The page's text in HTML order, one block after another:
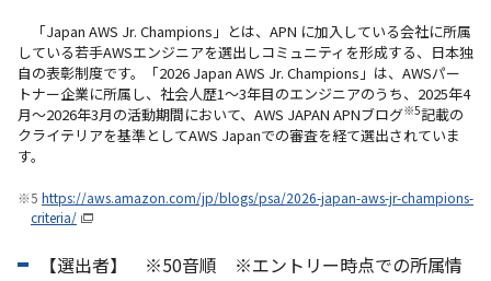
「Japan AWS Jr. Champions」とは、APN に加入している会社に所属
している若手AWSエンジニアを選出しコミュニティを形成する、日本独
自の表彰制度です。「2026 Japan AWS Jr. Champions」は、AWSパー
トナー企業に所属し、社会人歴1～3年目のエンジニアのうち、2025年4
月～2026年3月の活動期間において、AWS JAPAN APNブログ※5記載の
クライテリアを基準としてAWS Japanでの審査を経て選出されていま
す。
※5 https://aws.amazon.com/jp/blogs/psa/2026-japan-aws-jr-champions-
criteria/
【選出者】 ※50音順 ※エントリー時点での所属情